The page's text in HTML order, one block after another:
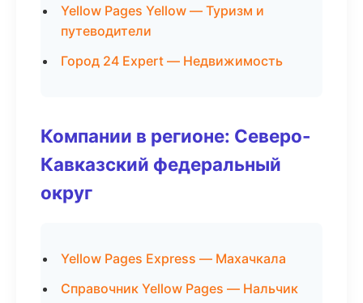
Yellow Pages Yellow — Туризм и
путеводители
Город 24 Expert — Недвижимость
Компании в регионе: Северо-
Кавказский федеральный
округ
Yellow Pages Express — Махачкала
Справочник Yellow Pages — Нальчик